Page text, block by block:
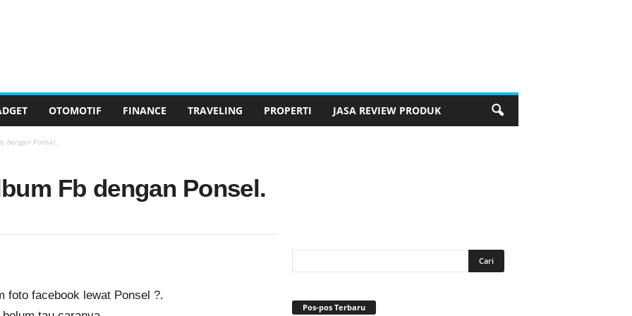
OTOMOTIF FINANCE TRAVELING PROPERTI JASA REVIEW PRODUK
dengan Ponsel.
Fb dengan Ponsel.
foto facebook lewat Ponsel ?.
Pos-pos Terbaru